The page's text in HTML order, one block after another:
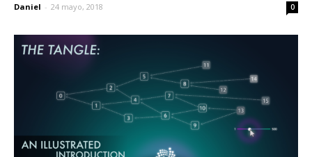
Daniel - 24 mayo, 2018 0